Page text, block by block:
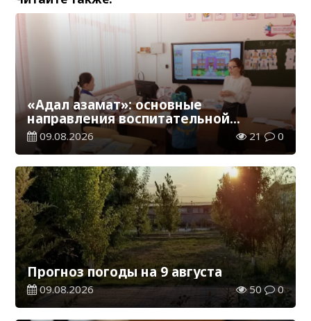
«Адал азамат»: основные
направления воспитательной
работы в новом учебном году
09.08.2026 21 0
Прогноз погоды на 9 августа
09.08.2026 50 0